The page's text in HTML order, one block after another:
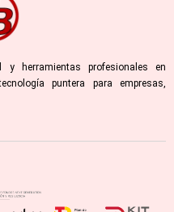
y herramientas profesionales en
puntera para empresas,